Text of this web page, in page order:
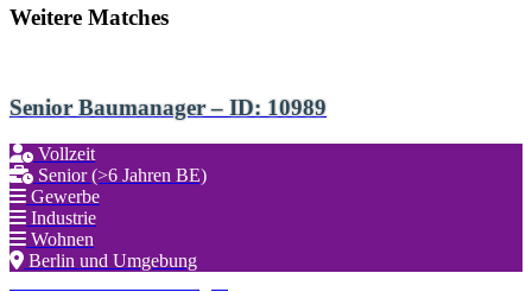
Weitere Matches
Senior Baumanager – ID: 10989
Vollzeit
Senior (>6 Jahren BE)
Gewerbe
Industrie
Wohnen
Berlin und Umgebung